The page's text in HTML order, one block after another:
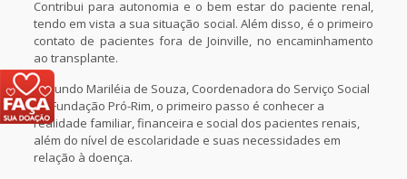
Contribui para autonomia e o bem estar do paciente renal,
tendo em vista a sua situação social. Além disso, é o primeiro
contato de pacientes fora de Joinville, no encaminhamento
ao transplante.
Segundo Mariléia de Souza, Coordenadora do Serviço Social
da Fundação Pró-Rim, o primeiro passo é conhecer a
realidade familiar, financeira e social dos pacientes renais,
além do nível de escolaridade e suas necessidades em
relação à doença.